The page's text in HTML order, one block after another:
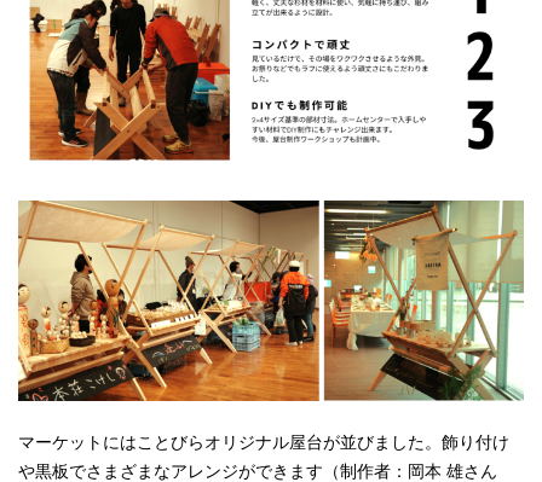
マーケットにはことびらオリジナル屋台が並びました。飾り付け
や黒板でさまざまなアレンジができます（制作者：岡本 雄さん